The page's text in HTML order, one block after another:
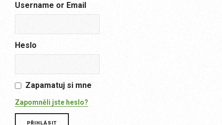
Username or Email
Heslo
Zapamatuj si mne
Zapomněli jste heslo?